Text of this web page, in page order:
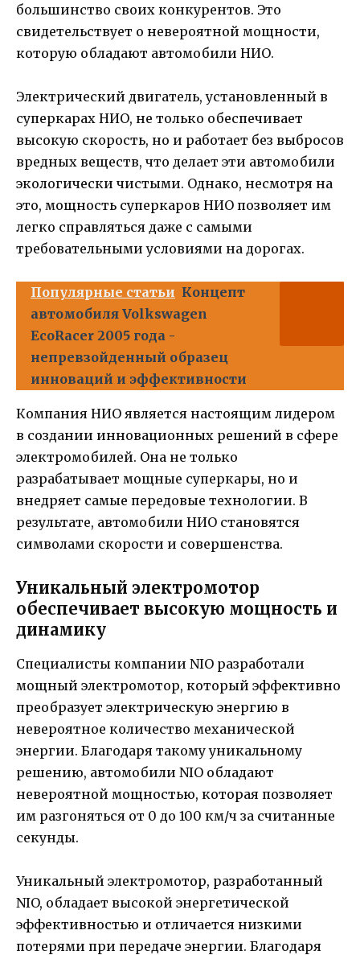
большинство своих конкурентов. Это
свидетельствует о невероятной мощности,
которую обладают автомобили НИО.
Электрический двигатель, установленный в
суперкарах НИО, не только обеспечивает
высокую скорость, но и работает без выбросов
вредных веществ, что делает эти автомобили
экологически чистыми. Однако, несмотря на
это, мощность суперкаров НИО позволяет им
легко справляться даже с самыми
требовательными условиями на дорогах.
Популярные статьи Концепт
автомобиля Volkswagen
EcoRacer 2005 года -
непревзойденный образец
инноваций и эффективности
Компания НИО является настоящим лидером
в создании инновационных решений в сфере
электромобилей. Она не только
разрабатывает мощные суперкары, но и
внедряет самые передовые технологии. В
результате, автомобили НИО становятся
символами скорости и совершенства.
Уникальный электромотор
обеспечивает высокую мощность и
динамику
Специалисты компании NIO разработали
мощный электромотор, который эффективно
преобразует электрическую энергию в
невероятное количество механической
энергии. Благодаря такому уникальному
решению, автомобили NIO обладают
невероятной мощностью, которая позволяет
им разгоняться от 0 до 100 км/ч за считанные
секунды.
Уникальный электромотор, разработанный
NIO, обладает высокой энергетической
эффективностью и отличается низкими
потерями при передаче энергии. Благодаря